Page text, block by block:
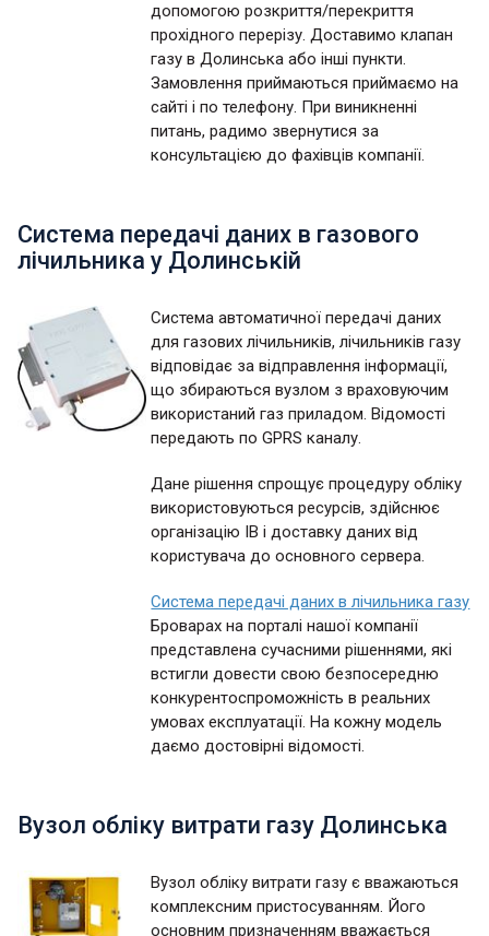
допомогою розкриття/перекриття
прохідного перерізу. Доставимо клапан
газу в Долинська або інші пункти.
Замовлення приймаються приймаємо на
сайті і по телефону. При виникненні
питань, радимо звернутися за
консультацією до фахівців компанії.
Система передачі даних в газового
лічильника у Долинській
Система автоматичної передачі даних
для газових лічильників, лічильників газу
відповідає за відправлення інформації,
що збираються вузлом з враховуючим
використаний газ приладом. Відомості
передають по GPRS каналу.
Дане рішення спрощує процедуру обліку
використовуються ресурсів, здійснює
організацію ІВ і доставку даних від
користувача до основного сервера.
Система передачі даних в лічильника газу
Броварах на порталі нашої компанії
представлена сучасними рішеннями, які
встигли довести свою безпосередню
конкурентоспроможність в реальних
умовах експлуатації. На кожну модель
даємо достовірні відомості.
Вузол обліку витрати газу Долинська
Вузол обліку витрати газу є вважаються
комплексним пристосуванням. Його
основним призначенням вважається